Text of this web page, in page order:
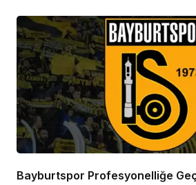
Bayburtspor Profesyonelliğe